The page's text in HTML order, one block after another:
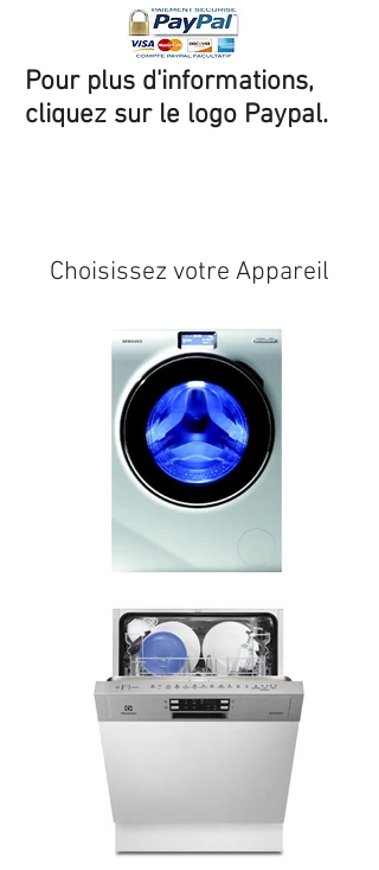
Pour plus d'informations,
cliquez sur le logo Paypal.
Choisissez votre Appareil